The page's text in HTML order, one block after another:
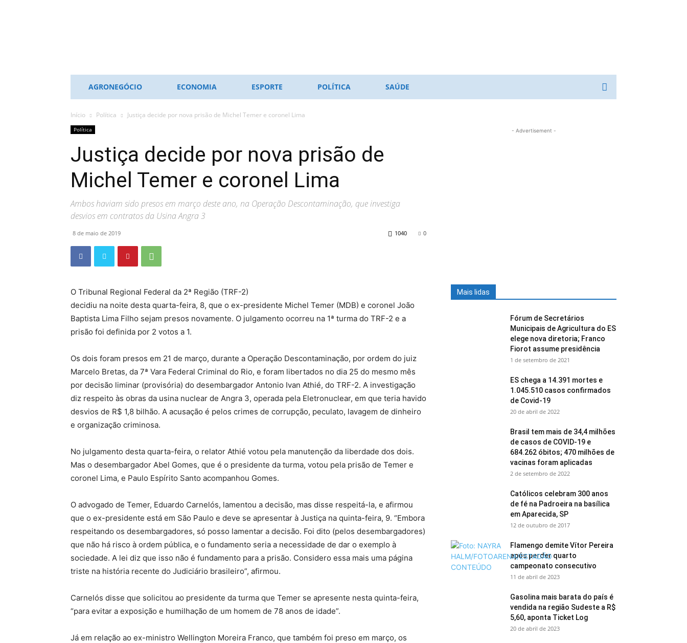
AGRONEGÓCIO ECONOMIA ESPORTE POLÍTICA SAÚDE
Início Política Justiça decide por nova prisão de Michel Temer e coronel Lima
Política
Justiça decide por nova prisão de
Michel Temer e coronel Lima
Ambos haviam sido presos em março deste ano, na Operação Descontaminação, que investiga
desvios em contratos da Usina Angra 3
8 de maio de 2019 0
1040
O Tribunal Regional Federal da 2ª Região (TRF-2)
decidiu na noite desta quarta-feira, 8, que o ex-presidente Michel Temer (MDB) e coronel João
Baptista Lima Filho sejam presos novamente. O julgamento ocorreu na 1ª turma do TRF-2 e a
prisão foi definida por 2 votos a 1.
Os dois foram presos em 21 de março, durante a Operação Descontaminação, por ordem do juiz
Marcelo Bretas, da 7ª Vara Federal Criminal do Rio, e foram libertados no dia 25 do mesmo mês
por decisão liminar (provisória) do desembargador Antonio Ivan Athié, do TRF-2. A investigação
diz respeito às obras da usina nuclear de Angra 3, operada pela Eletronuclear, em que teria havido
desvios de R$ 1,8 bilhão. A acusação é pelos crimes de corrupção, peculato, lavagem de dinheiro
e organização criminosa.
No julgamento desta quarta-feira, o relator Athié votou pela manutenção da liberdade dos dois.
Mas o desembargador Abel Gomes, que é o presidente da turma, votou pela prisão de Temer e
coronel Lima, e Paulo Espírito Santo acompanhou Gomes.
O advogado de Temer, Eduardo Carnelós, lamentou a decisão, mas disse respeitá-la, e afirmou
que o ex-presidente está em São Paulo e deve se apresentar à Justiça na quinta-feira, 9. “Embora
respeitando os desembargadores, só posso lamentar a decisão. Foi dito (pelos desembargadores)
que não há risco à ordem pública, e o fundamento seria a necessidade de dar o exemplo à
sociedade. A lei diz que isso não é fundamento para a prisão. Considero essa mais uma página
triste na história recente do Judiciário brasileiro”, afirmou.
Carnelós disse que solicitou ao presidente da turma que Temer se apresente nesta quinta-feira,
“para evitar a exposição e humilhação de um homem de 78 anos de idade”.
Já em relação ao ex-ministro Wellington Moreira Franco, que também foi preso em março, os
- Advertisement -
Mais lidas
Fórum de Secretários
Municipais de Agricultura do ES
elege nova diretoria; Franco
Fiorot assume presidência
1 de setembro de 2021
ES chega a 14.391 mortes e
1.045.510 casos confirmados
de Covid-19
20 de abril de 2022
Brasil tem mais de 34,4 milhões
de casos de COVID-19 e
684.262 óbitos; 470 milhões de
vacinas foram aplicadas
2 de setembro de 2022
Católicos celebram 300 anos
de fé na Padroeira na basílica
em Aparecida, SP
12 de outubro de 2017
Flamengo demite Vítor Pereira
após perder quarto
campeonato consecutivo
11 de abril de 2023
Gasolina mais barata do país é
vendida na região Sudeste a R$
5,60, aponta Ticket Log
20 de abril de 2023